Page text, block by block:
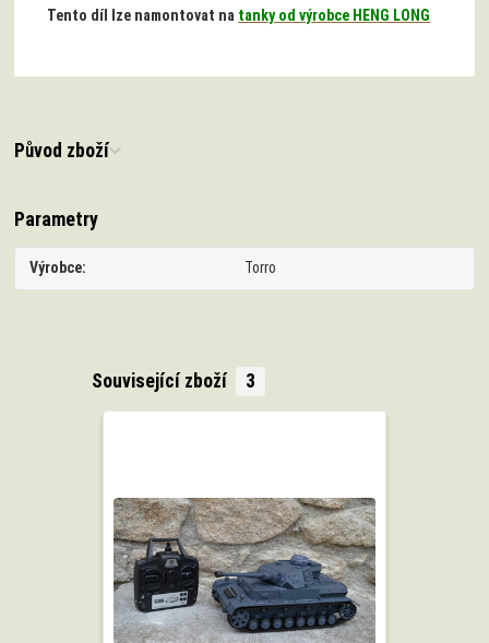
Tento díl lze namontovat na tanky od výrobce HENG LONG
Původ zboží
Parametry
Výrobce Torro
Související zboží 3